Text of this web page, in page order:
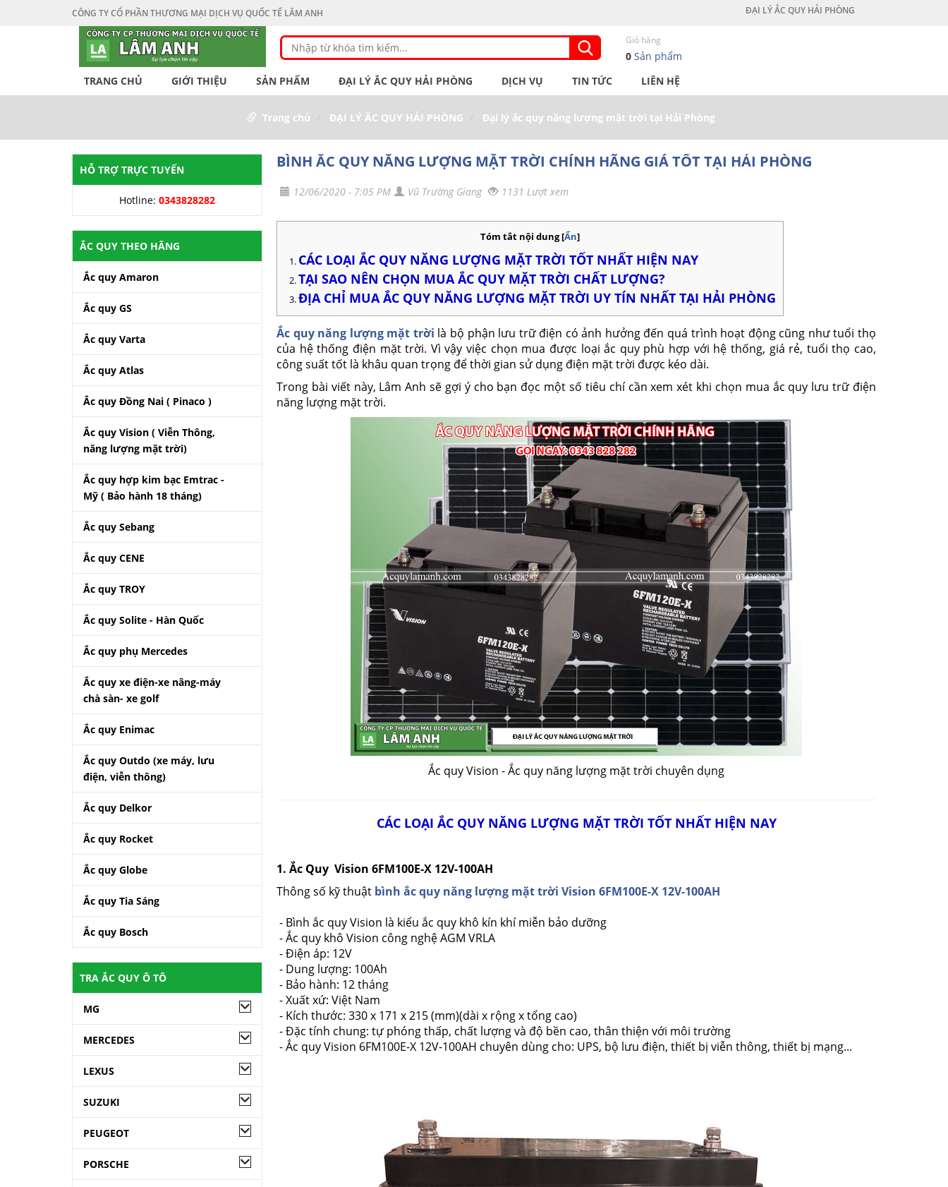
CÔNG TY CỔ PHẦN THƯƠNG MẠI DỊCH VỤ QUỐC TẾ LÂM ANH ĐẠI LÝ ẮC QUY HẢI PHÒNG
Giỏ hàng
0 Sản phẩm
TRANG CHỦ
GIỚI THIỆU SẢN PHẨM ĐẠI LÝ ẮC QUY HẢI PHÒNG DỊCH VỤ TIN TỨC LIÊN HỆ
Trang chủ ĐẠI LÝ ẮC QUY HẢI PHÒNG Đại lý ắc quy năng lượng mặt trời tại Hải Phòng
HỖ TRỢ TRỰC TUYẾN
Hotline: 0343828282
ẮC QUY THEO HÃNG
Ắc quy Amaron
Ắc quy GS
Ắc quy Varta
Ắc quy Atlas
Ắc quy Đồng Nai ( Pinaco )
Ắc quy Vision ( Viễn Thông,
năng lượng mặt trời)
Ắc quy hợp kim bạc Emtrac -
Mỹ ( Bảo hành 18 tháng)
Ắc quy Sebang
Ắc quy CENE
Ắc quy TROY
Ắc quy Solite - Hàn Quốc
Ắc quy phụ Mercedes
Ắc quy xe điện-xe nâng-máy
chà sàn- xe golf
Ắc quy Enimac
Ắc quy Outdo (xe máy, lưu
điện, viễn thông)
Ắc quy Delkor
Ắc quy Rocket
Ắc quy Globe
Ắc quy Tia Sáng
Ắc quy Bosch
TRA ẮC QUY Ô TÔ
MG
MERCEDES
LEXUS
SUZUKI
PEUGEOT
PORSCHE
BÌNH ẮC QUY NĂNG LƯỢNG MẶT TRỜI CHÍNH HÃNG GIÁ TỐT TẠI HẢI PHÒNG
12/06/2020 - 7:05 PM Vũ Trường Giang 1131 Lượt xem
Tóm tắt nội dung[Ẩn]
CÁC LOẠI ẮC QUY NĂNG LƯỢNG MẶT TRỜI TỐT NHẤT HIỆN NAY
TẠI SAO NÊN CHỌN MUA ẮC QUY MẶT TRỜI CHẤT LƯỢNG?
ĐỊA CHỈ MUA ẮC QUY NĂNG LƯỢNG MẶT TRỜI UY TÍN NHẤT TẠI HẢI PHÒNG
Ắc quy năng lượng mặt trời là bộ phận lưu trữ điện có ảnh hưởng đến quá trình hoạt động cũng như tuổi thọ
của hệ thống điện mặt trời. Vì vậy việc chọn mua được loại ắc quy phù hợp với hệ thống, giá rẻ, tuổi thọ cao,
công suất tốt là khâu quan trọng để thời gian sử dụng điện mặt trời được kéo dài.
Trong bài viết này, Lâm Anh sẽ gợi ý cho bạn đọc một số tiêu chí cần xem xét khi chọn mua ắc quy lưu trữ điện
năng lượng mặt trời.
Ắc quy Vision - Ắc quy năng lượng mặt trời chuyên dụng
CÁC LOẠI ẮC QUY NĂNG LƯỢNG MẶT TRỜI TỐT NHẤT HIỆN NAY
1. Ắc Quy Vision 6FM100E-X 12V-100AH
Thông số kỹ thuật bình ắc quy năng lượng mặt trời Vision 6FM100E-X 12V-100AH
- Bình ắc quy Vision là kiểu ắc quy khô kín khí miễn bảo dưỡng
- Ắc quy khô Vision công nghệ AGM VRLA
- Điện áp: 12V
- Dung lượng: 100Ah
- Bảo hành: 12 tháng
- Xuất xứ: Việt Nam
- Kích thước: 330 x 171 x 215 (mm)(dài x rộng x tổng cao)
- Đặc tính chung: tự phóng thấp, chất lượng và độ bền cao, thân thiện với môi trường
- Ắc quy Vision 6FM100E-X 12V-100AH chuyên dùng cho: UPS, bộ lưu điện, thiết bị viễn thông, thiết bị mạng...